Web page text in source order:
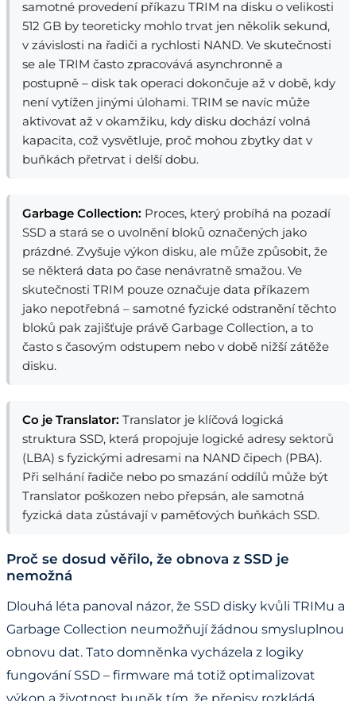
samotné provedení příkazu TRIM na disku o velikosti
512 GB by teoreticky mohlo trvat jen několik sekund,
v závislosti na řadiči a rychlosti NAND. Ve skutečnosti
se ale TRIM často zpracovává asynchronně a
postupně – disk tak operaci dokončuje až v době, kdy
není vytížen jinými úlohami. TRIM se navíc může
aktivovat až v okamžiku, kdy disku dochází volná
kapacita, což vysvětluje, proč mohou zbytky dat v
buňkách přetrvat i delší dobu.
Garbage Collection: Proces, který probíhá na pozadí
SSD a stará se o uvolnění bloků označených jako
prázdné. Zvyšuje výkon disku, ale může způsobit, že
se některá data po čase nenávratně smažou. Ve
skutečnosti TRIM pouze označuje data příkazem
jako nepotřebná – samotné fyzické odstranění těchto
bloků pak zajišťuje právě Garbage Collection, a to
často s časovým odstupem nebo v době nižší zátěže
disku.
Co je Translator: Translator je klíčová logická
struktura SSD, která propojuje logické adresy sektorů
(LBA) s fyzickými adresami na NAND čipech (PBA).
Při selhání řadiče nebo po smazání oddílů může být
Translator poškozen nebo přepsán, ale samotná
fyzická data zůstávají v paměťových buňkách SSD.
Proč se dosud věřilo, že obnova z SSD je
nemožná
Dlouhá léta panoval názor, že SSD disky kvůli TRIMu a
Garbage Collection neumožňují žádnou smysluplnou
obnovu dat. Tato domněnka vycházela z logiky
fungování SSD – firmware má totiž optimalizovat